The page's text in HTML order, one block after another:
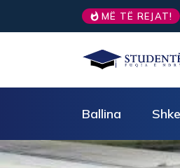
MË TË REJAT!
punuar? Tre truke të vogla
Ballina